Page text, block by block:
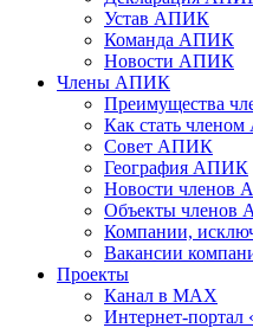
Устав АПИК
Команда АПИК
Новости АПИК
Члены АПИК
Преимущества
Как стать
Совет АПИК
География АПИК
Новости членов
Объекты
Компании,
Вакансии
Проекты
Канал в MAX
Интернет-